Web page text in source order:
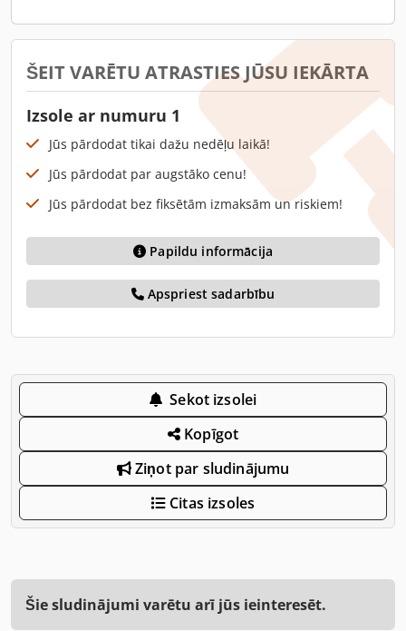
ŠEIT VARĒTU ATRASTIES JŪSU IEKĀRTA
Izsole ar numuru 1
Jūs pārdodat tikai dažu nedēļu laikā!
Jūs pārdodat par augstāko cenu!
Jūs pārdodat bez fiksētām izmaksām un riskiem!
Papildu informācija
Apspriest sadarbību
Sekot izsolei
Kopīgot
Ziņot par sludinājumu
Citas izsoles
Šie sludinājumi varētu arī jūs ieinteresēt.